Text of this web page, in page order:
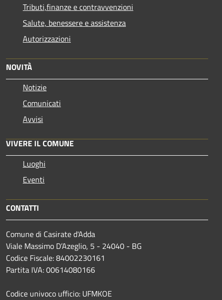
Tributi,finanze e contravvenzioni
Salute, benessere e assistenza
Autorizzazioni
NOVITÀ
Notizie
Comunicati
Avvisi
VIVERE IL COMUNE
Luoghi
Eventi
CONTATTI
Comune di Casirate d'Adda
Viale Massimo D’Azeglio, 5 - 24040 - BG
Codice Fiscale: 84002230161
Partita IVA: 00614080166
Codice univoco ufficio: UFMKOE